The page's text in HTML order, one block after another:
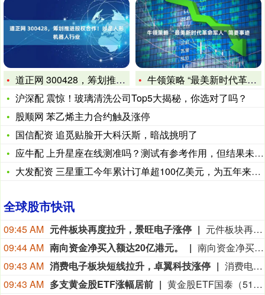
道正网 300428，筹划推进股权合作！涉足人形机器人行业
牛领策略 “最美新时代革命军人”简要事迹
沪深配 震惊！玻璃清洗公司Top5大揭秘，你选对了吗？
股顺网 苯乙烯主力合约触及涨停
国信配资 追觅贴脸开大科沃斯，暗战挑明了
应牛配 上升星座在线测准吗？测试有参考作用，但结果未必准确
大发配资 三星重工今年累计订单超100亿美元，为五年来首次
全球股市快讯
09:45 AM 元件板块再度拉升，景旺电子涨停
元件板块再度拉升，景旺电子涨停，宝鼎科技、本川智能、方正科技、中京电子、威尔高、泰晶科技跟涨。
09:44 AM 南向资金净买入额达20亿港元。
南向资金净买入额达20亿港元。
09:43 AM 消费电子板块短线拉升，卓翼科技涨停
消费电子板块短线拉升，卓翼科技涨停，硕贝德、达瑞电子、精研科技、杰美特、捷邦科技等纷纷走高。
09:43 AM 多支黄金股ETF涨幅居前
黄金股ETF国泰（517400）、黄金股ETF华夏（518850）、黄金股ETF工银（159315）等多支黄金股ETF涨近4%,消息面上，伦敦金现突破4300美元，连续2个交易日大涨，此外，A股市场黄金ETF连续16个交易日申赎资金净流入93亿。